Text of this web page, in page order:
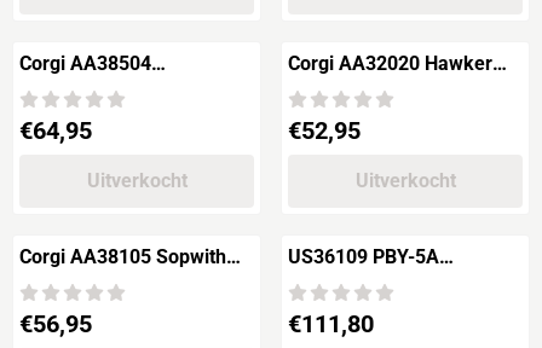
Corgi AA38504
Messerschmitt Bf110G-
4/R6 Nightfighter
Prijs: 64,95
€64,95
Uitverkocht
Corgi AA32020 Hawker
Hurricane Mk.I 605
(County of Warwick)
Squadron
Prijs: 52,95
€52,95
Uitverkocht
Corgi AA38105 Sopwith
Camel
"Capt.D.R.MacLaren"
No.46 Squadron RFC
Prijs: 56,95
€56,95
US36109 PBY-5A
CATALINA
Prijs: 111,80
€111,80